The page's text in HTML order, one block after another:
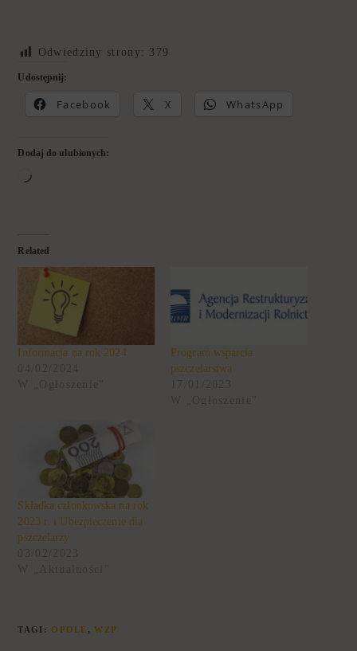
Odwiedziny strony: 379
Udostępnij:
Facebook X WhatsApp
Dodaj do ulubionych:
Related
Informacja na rok 2024
04/02/2024
W „Ogłoszenie"
Program wsparcia
pszczelarstwa
17/01/2023
W „Ogłoszenie"
Składka członkowska na rok
2023 r. i Ubezpieczenie dla
pszczelarzy
03/02/2023
W „Aktualności"
TAGI :OPOLE , WZP